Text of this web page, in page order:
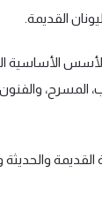
القديمة.
الأساسية
المسرح،
والحديثة